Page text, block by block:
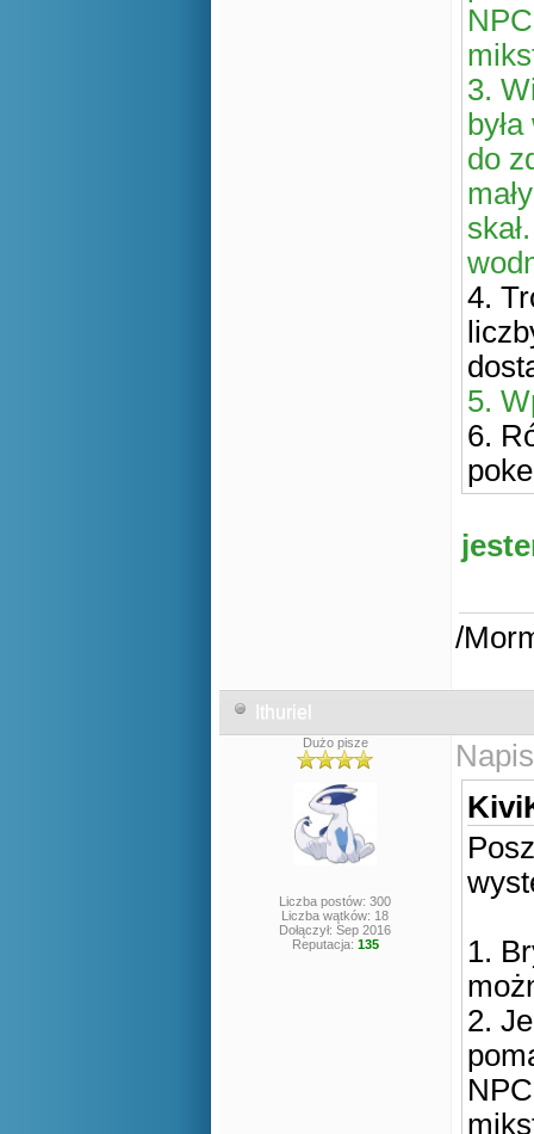
3.
do
4.
5.
6.
/
Ithuriel
Dużo pisze
Liczba postów: 300
Liczba wątków: 18
Dołączył: Sep 2016
Reputacja: 135
1.
2.